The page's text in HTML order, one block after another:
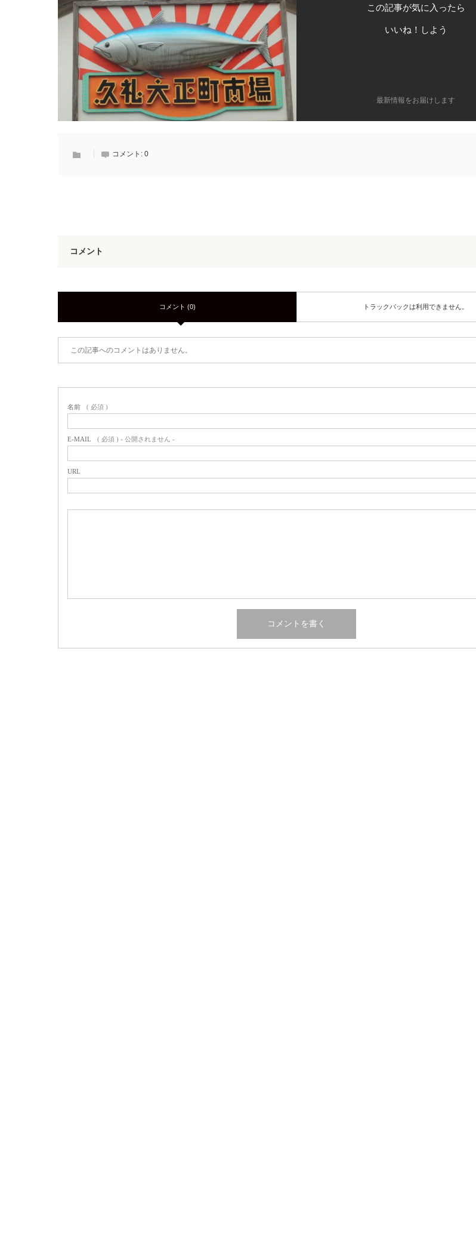
この記事が気に入ったら
いいね！しよう
最新情報をお届けします
コメント: 0
コメント
コメント (0) トラックバックは利用できません。
この記事へのコメントはありません。
名前 ( 必須 )
E-MAIL ( 必須 ) - 公開されません -
URL